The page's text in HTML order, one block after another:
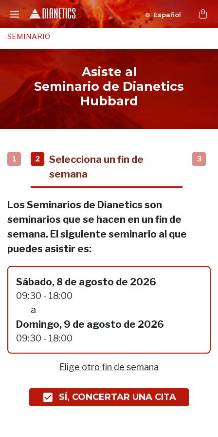
Español
SEMINARIO
Asiste al
Seminario de Dianetics
Hubbard
1 2
Selecciona un fin de
semana
3
Los Seminarios de Dianetics son
seminarios que se hacen en un fin de
semana. El siguiente seminario al que
puedes asistir es:
Sábado, 8 de agosto de 2026
09:30 - 18:00
a
Domingo, 9 de agosto de 2026
09:30 - 18:00
Elige otro fin de semana
SÍ, CONCERTAR UNA CITA